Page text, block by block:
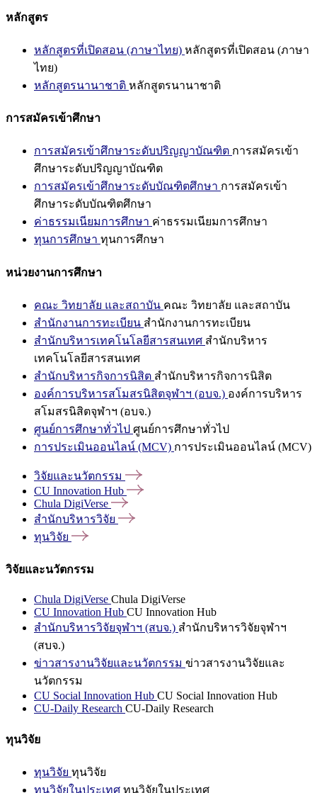
หลักสูตร
หลักสูตรที่เปิดสอน (ภาษาไทย) หลักสูตรที่เปิดสอน (ภาษา
ไทย)
หลักสูตรนานาชาติ หลักสูตรนานาชาติ
การสมัครเข้าศึกษา
การสมัครเข้าศึกษาระดับปริญญาบัณฑิต การสมัครเข้า
ศึกษาระดับปริญญาบัณฑิต
การสมัครเข้าศึกษาระดับบัณฑิตศึกษา การสมัครเข้า
ศึกษาระดับบัณฑิตศึกษา
ค่าธรรมเนียมการศึกษา ค่าธรรมเนียมการศึกษา
ทุนการศึกษา ทุนการศึกษา
หน่วยงานการศึกษา
คณะ วิทยาลัย และสถาบัน คณะ วิทยาลัย และสถาบัน
สำนักงานการทะเบียน สำนักงานการทะเบียน
สำนักบริหารเทคโนโลยีสารสนเทศ สำนักบริหาร
เทคโนโลยีสารสนเทศ
สำนักบริหารกิจการนิสิต สำนักบริหารกิจการนิสิต
องค์การบริหารสโมสรนิสิตจุฬาฯ (อบจ.) องค์การบริหาร
สโมสรนิสิตจุฬาฯ (อบจ.)
ศูนย์การศึกษาทั่วไป ศูนย์การศึกษาทั่วไป
การประเมินออนไลน์ (MCV) การประเมินออนไลน์ (MCV)
วิจัยและนวัตกรรม
CU Innovation Hub
Chula DigiVerse
สำนักบริหารวิจัย
ทุนวิจัย
วิจัยและนวัตกรรม
Chula DigiVerse Chula DigiVerse
CU Innovation Hub CU Innovation Hub
สำนักบริหารวิจัยจุฬาฯ (สบจ.) สำนักบริหารวิจัยจุฬาฯ
(สบจ.)
ข่าวสารงานวิจัยและนวัตกรรม ข่าวสารงานวิจัยและ
นวัตกรรม
CU Social Innovation Hub CU Social Innovation Hub
CU-Daily Research CU-Daily Research
ทุนวิจัย
ทุนวิจัย ทุนวิจัย
ทุนวิจัยในประเทศ ทุนวิจัยในประเทศ